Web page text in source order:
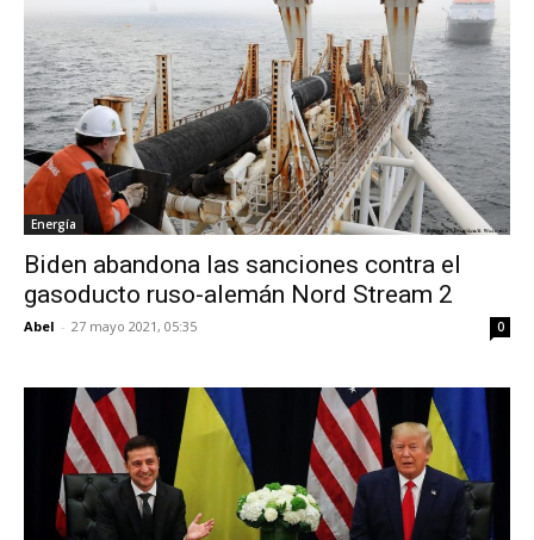
Energía
Biden abandona las sanciones contra el
gasoducto ruso-alemán Nord Stream 2
Abel - 27 mayo 2021, 05:35 0